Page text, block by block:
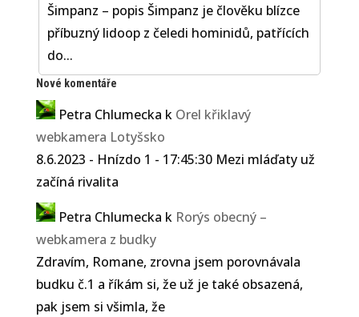
Šimpanz – popis Šimpanz je člověku blízce
příbuzný lidoop z čeledi hominidů, patřících
do...
Nové komentáře
Petra Chlumecka k Orel křiklavý
webkamera Lotyšsko
8.6.2023 - Hnízdo 1 - 17:45:30 Mezi mláďaty už
začíná rivalita
Petra Chlumecka k Rorýs obecný –
webkamera z budky
Zdravím, Romane, zrovna jsem porovnávala
budku č.1 a říkám si, že už je také obsazená,
pak jsem si všimla, že